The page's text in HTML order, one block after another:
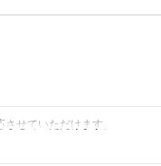
せていただけます。